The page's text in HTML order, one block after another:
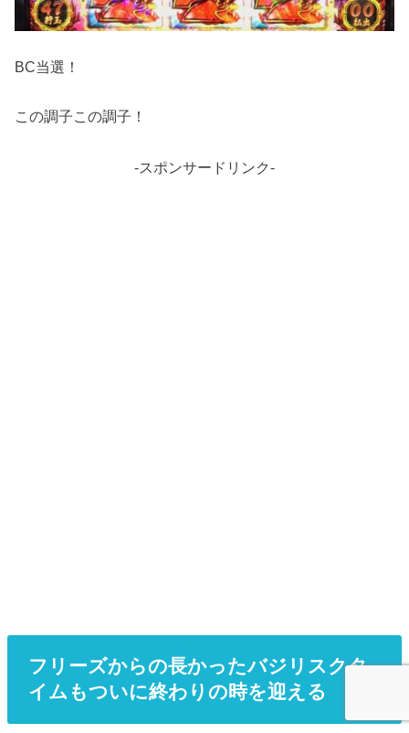
BC当選！
この調子この調子！
-スポンサードリンク-
フリーズからの長かったバジリスクタ
イムもついに終わりの時を迎える